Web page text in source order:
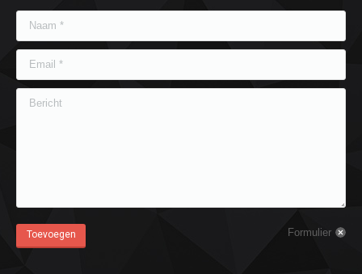
Naam *
Email *
Bericht
Toevoegen Formulier